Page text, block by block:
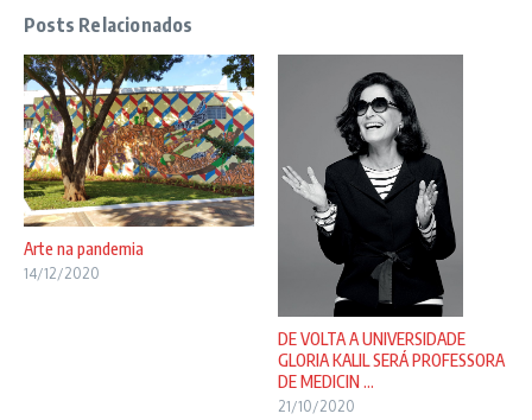
Posts Relacionados
Arte na pandemia
14/12/2020
DE VOLTA A UNIVERSIDADE
GLORIA KALIL SERÁ PROFESSORA
DE MEDICIN ...
21/10/2020